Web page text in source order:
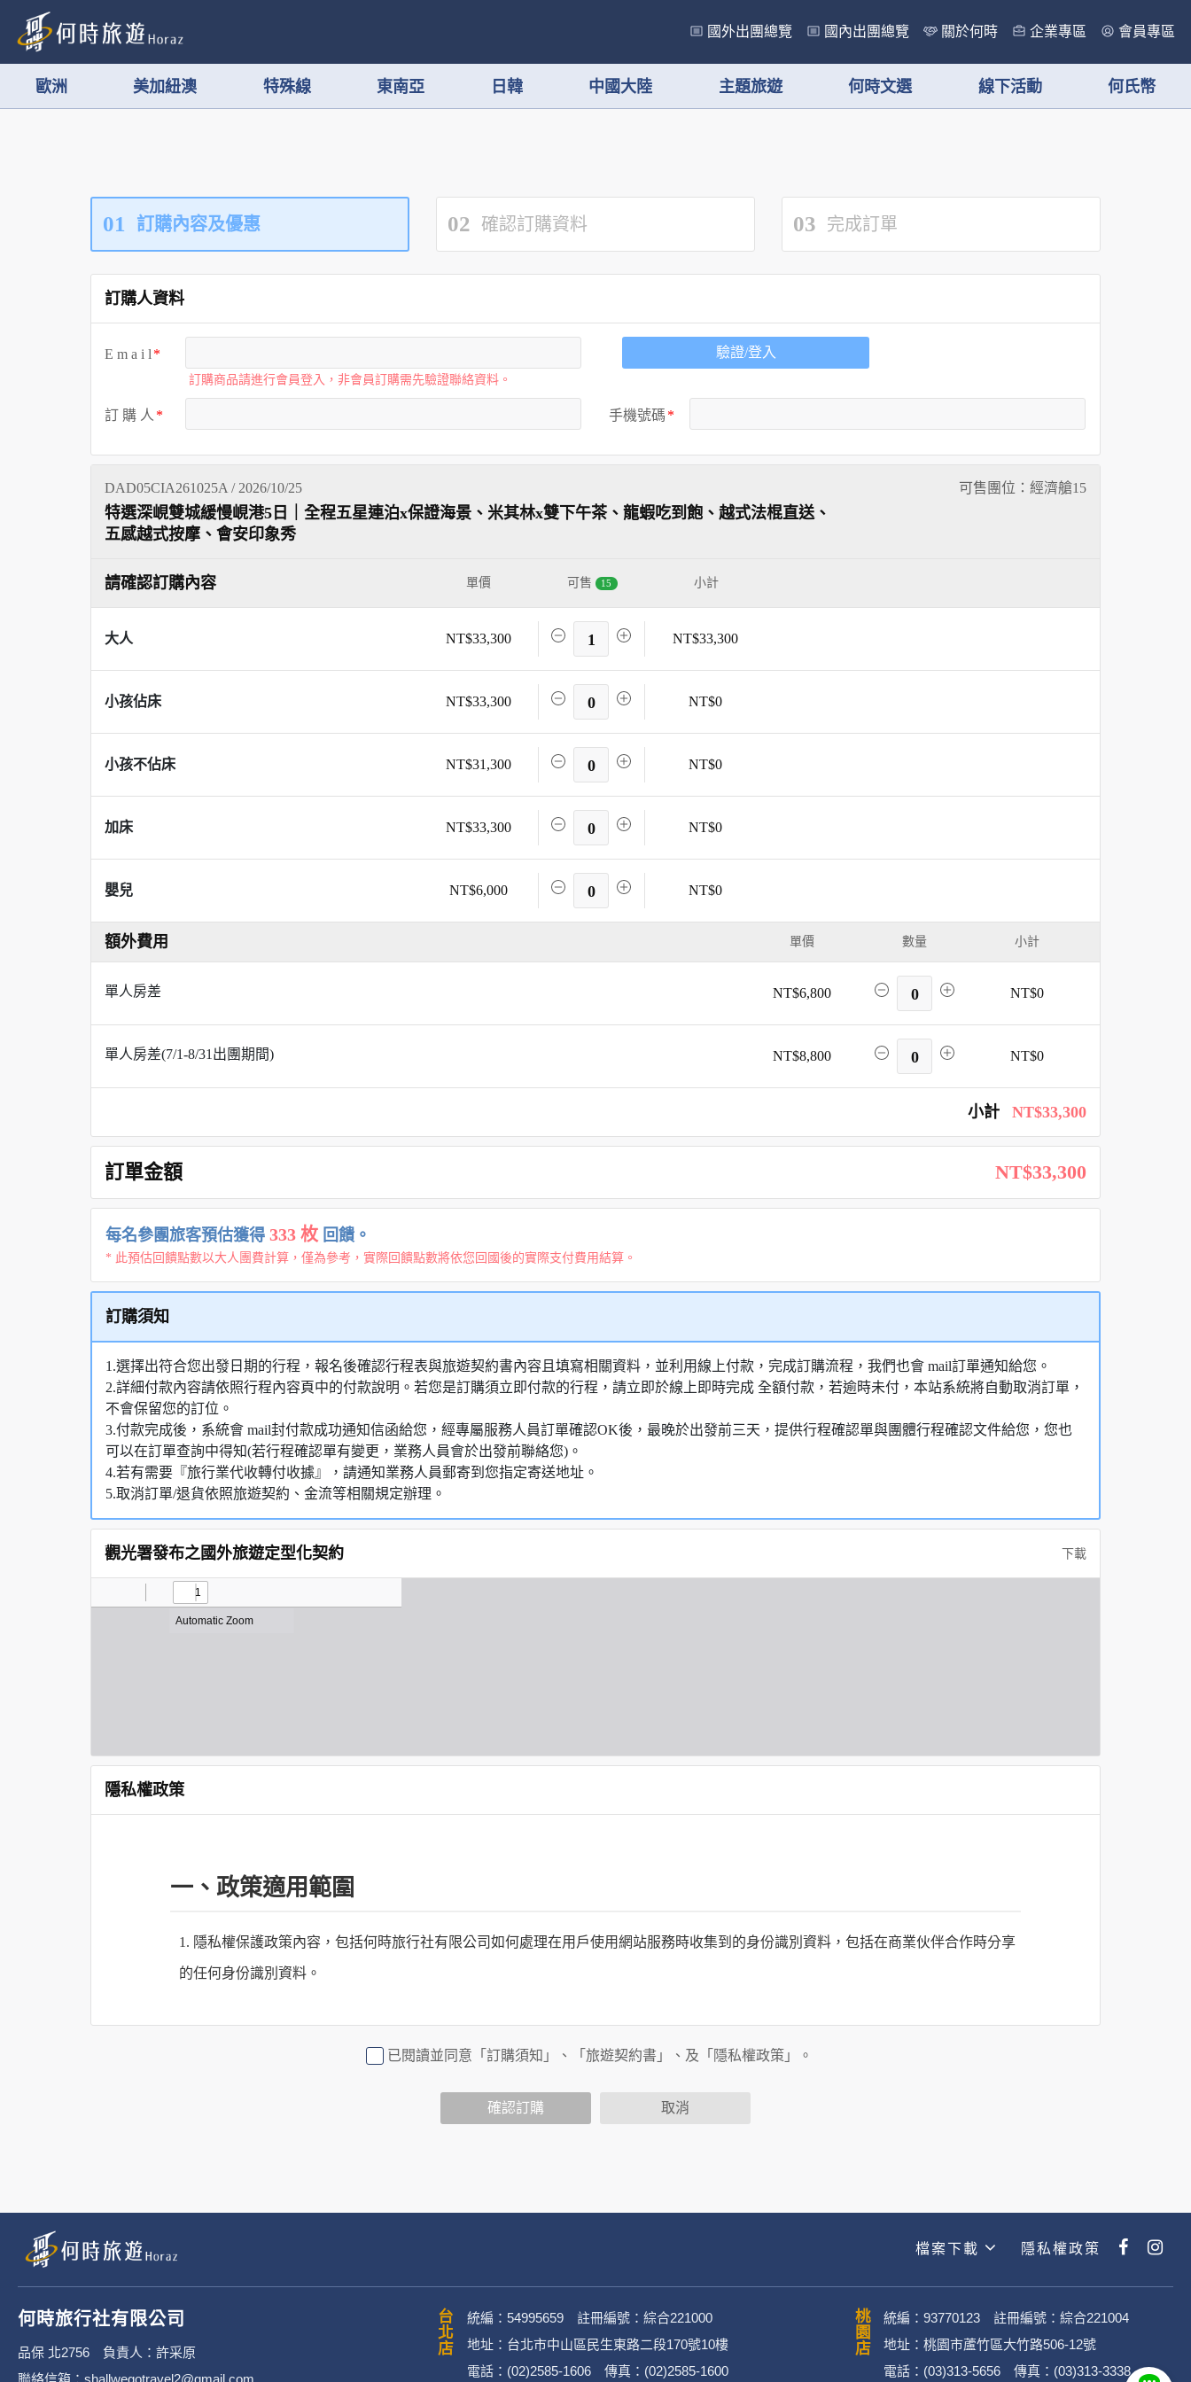
國外出團總覽 國內出團總覽 關於何時 企業專區 會員專區
歐洲 美加紐澳 特殊線 東南亞 日韓 中國大陸 主題旅遊 何時文選 線下活動 何氏幣
01 訂購內容及優惠 02 確認訂購資料 03 完成訂單
訂購人資料
E m a i l
訂購商品請進行會員登入，非會員訂購需先驗證聯絡資料。
驗證/登入
訂 購 人 手機號碼
DAD05CIA261025A / 2026/10/25 可售團位：經濟艙15
特選深峴雙城緩慢峴港5日｜全程五星連泊x保證海景、米其林x雙下午茶、龍蝦吃到飽、越式法棍直送、
五感越式按摩、會安印象秀
請確認訂購內容 單價 可售 15 小計
大人 NT$33,300 1 NT$33,300
小孩佔床 NT$33,300 0 NT$0
小孩不佔床 NT$31,300 0 NT$0
加床 NT$33,300 0 NT$0
嬰兒 NT$6,000 0 NT$0
額外費用 單價 數量 小計
單人房差 NT$6,800 0 NT$0
單人房差(7/1-8/31出團期間) NT$8,800 0 NT$0
小計 NT$33,300
訂單金額 NT$33,300
每名參團旅客預估獲得 333 枚 回饋。
* 此預估回饋點數以大人團費計算，僅為參考，實際回饋點數將依您回國後的實際支付費用結算。
訂購須知
1.選擇出符合您出發日期的行程，報名後確認行程表與旅遊契約書內容且填寫相關資料，並利用線上付款，完成訂購流程，我們也會 mail訂單通知給您。
2.詳細付款內容請依照行程內容頁中的付款說明。若您是訂購須立即付款的行程，請立即於線上即時完成 全額付款，若逾時未付，本站系統將自動取消訂單，
不會保留您的訂位。
3.付款完成後，系統會 mail封付款成功通知信函給您，經專屬服務人員訂單確認OK後，最晚於出發前三天，提供行程確認單與團體行程確認文件給您，您也
可以在訂單查詢中得知(若行程確認單有變更，業務人員會於出發前聯絡您)。
4.若有需要『旅行業代收轉付收據』，請通知業務人員郵寄到您指定寄送地址。
5.取消訂單/退貨依照旅遊契約、金流等相關規定辦理。
觀光署發布之國外旅遊定型化契約 下載
隱私權政策
一、政策適用範圍
1. 隱私權保護政策內容，包括何時旅行社有限公司如何處理在用戶使用網站服務時收集到的身份識別資料，包括在商業伙伴合作時分享
的任何身份識別資料。
行社有限公司旗下網站上的廣告廠商連結，這些置放連結的廠商也可能蒐集您個人的資料。對於您主動提供的個人資訊，這些廣告廠商
3. 您個人在何時旅行社有限公司旗下網站上的聊天室或討論區中任意公開個人資料的行為，在非經加密的保護下，不適用於何時旅行社
二、個資蒐集處理利用
2. 蒐集目的：提供本公司相關服務、行銷、客戶管理、會員管理及其他與第三人合作之行銷推廣活動。
3. 個人資料類別：
已閱讀並同意「訂購須知」、「旅遊契約書」、及「隱私權政策」。
確認訂購 取消
檔案下載 隱私權政策
何時旅行社有限公司
品保 北2756 負責人：許采原
聯絡信箱：shallwegotravel2@gmail.com
台北店
統編：54995659 註冊編號：綜合221000
地址：台北市中山區民生東路二段170號10樓
電話：(02)2585-1606 傳真：(02)2585-1600
桃園店
統編：93770123 註冊編號：綜合221004
地址：桃園市蘆竹區大竹路506-12號
電話：(03)313-5656 傳真：(03)313-3338